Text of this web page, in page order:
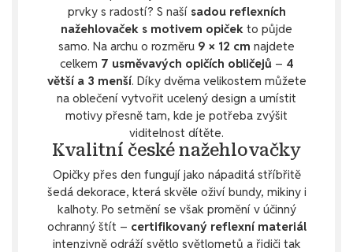
prvky s radostí? S naší sadou reflexních
nažehlovaček s motivem opiček to půjde
samo. Na archu o rozměru 9 × 12 cm najdete
celkem 7 usměvavých opičích obličejů– 4
větší a 3 menší. Díky dvěma velikostem můžete
na oblečení vytvořit ucelený design a umístit
motivy přesně tam, kde je potřeba zvýšit
viditelnost dítěte.
Kvalitní české nažehlovačky
Opičky přes den fungují jako nápaditá stříbřitě
šedá dekorace, která skvěle oživí bundy, mikiny i
kalhoty. Po setmění se však promění v účinný
ochranný štít – certifikovaný reflexní materiál
intenzivně odráží světlo světlometů a řidiči tak